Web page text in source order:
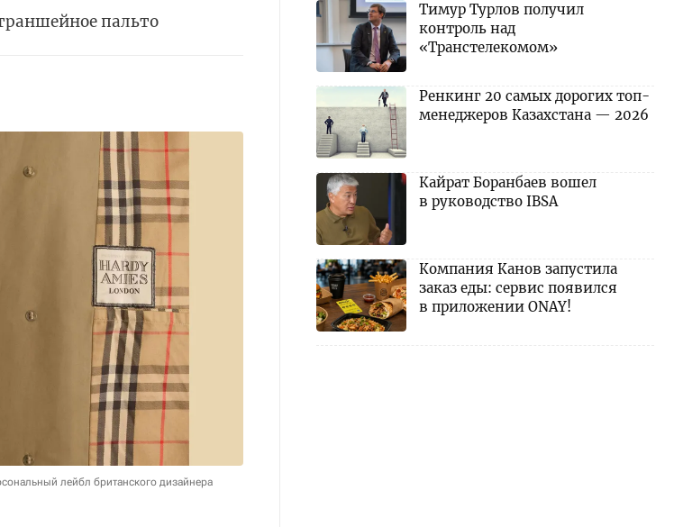
пальто
лейбл британского дизайнера
Тимур Турлов получил
контроль над
«Транстелекомом»
Ренкинг 20 самых дорогих топ-
менеджеров Казахстана — 2026
Кайрат Боранбаев вошел
в руководство IBSA
Компания Канов запустила
заказ еды: сервис появился
в приложении ONAY!